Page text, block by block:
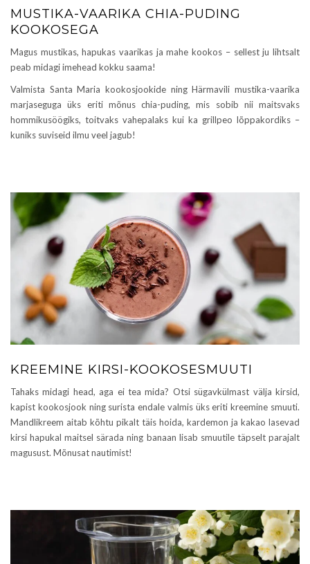
MUSTIKA-VAARIKA CHIA-PUDING
KOOKOSEGA
Magus mustikas, hapukas vaarikas ja mahe kookos – sellest ju lihtsalt
peab midagi imehead kokku saama!
Valmista Santa Maria kookosjookide ning Härmavili mustika-vaarika
marjaseguga üks eriti mõnus chia-puding, mis sobib nii maitsvaks
hommikusöögiks, toitvaks vahepalaks kui ka grillpeo lõppakordiks –
kuniks suviseid ilmu veel jagub!
KREEMINE KIRSI-KOOKOSESMUUTI
Tahaks midagi head, aga ei tea mida? Otsi sügavkülmast välja kirsid,
kapist kookosjook ning surista endale valmis üks eriti kreemine smuuti.
Mandlikreem aitab kõhtu pikalt täis hoida, kardemon ja kakao lasevad
kirsi hapukal maitsel särada ning banaan lisab smuutile täpselt parajalt
magusust. Mõnusat nautimist!